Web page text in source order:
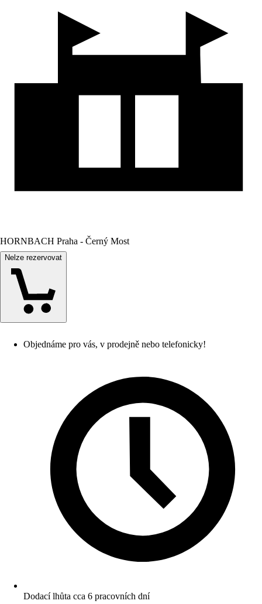
HORNBACH Praha - Černý Most
Nelze rezervovat
Objednáme pro vás, v prodejně nebo telefonicky!
Dodací lhůta cca 6 pracovních dní